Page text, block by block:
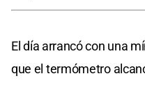
El día arrancó con una
que el termómetro